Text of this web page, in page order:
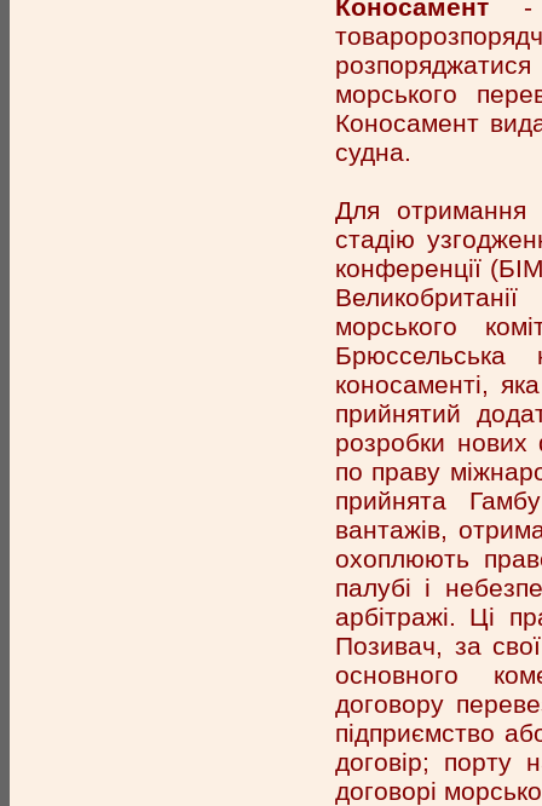
Коносамент -
морського
Коносамент
судна.
Для отримання
стадію
конференції
морського
Брюссельська
коносаменті,
прийнятий
розробки
по праву
прийнята
вантажів,
охоплюють
палубі і
арбітражі. Ці
Позивач, за
основного
договору
підприємство
договір; порту
договорі